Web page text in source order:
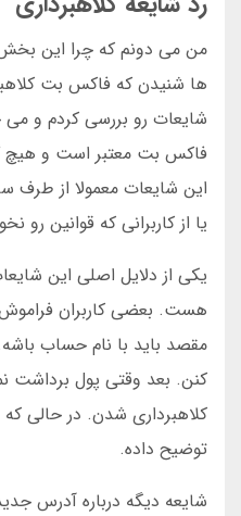
من می دونم که چرا این
ها شنیدن که فاکس بت
شایعات رو بررسی کردم و
فاکس بت معتبر است و هیچ
این شایعات معمولا از
یا از کاربرانی که قوانین رو
یکی از دلایل اصلی این
هست. بعضی کاربران
مقصد باید با نام حساب
کنن. بعد وقتی پول برداشت
کلاهبرداری شدن. در حالی
توضیح داده.
شایعه دیگه درباره